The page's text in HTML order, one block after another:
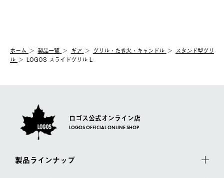
ホーム 製品⼀覧 ギア グリル・たき火・キャンドル
スタンド型グリ
ル
LOGOS スライドグリル L
ロゴス公式オンライン店
LOGOS OFFICIAL ONLINE SHOP
製品ラインナップ